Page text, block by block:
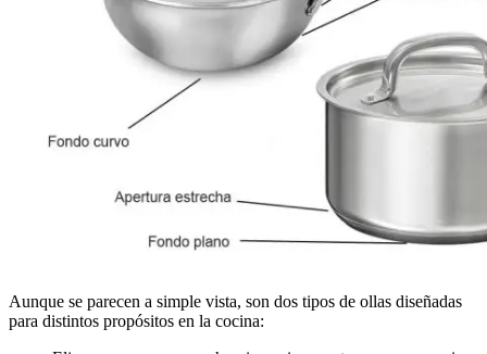
Aunque se parecen a simple vista, son dos tipos de ollas diseñadas
para distintos propósitos en la cocina: